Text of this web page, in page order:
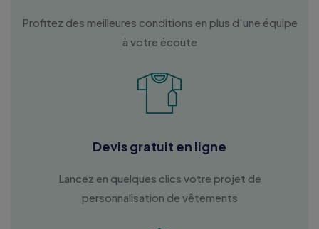
Profitez des meilleures conditions en plus d'une équipe
à votre écoute
Devis gratuit en ligne
Lancez en quelques clics votre projet de
personnalisation de vêtements